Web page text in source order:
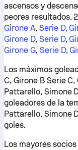
ascensos y
peores resultados.
Girone A, Serie D,
Girone D, Serie D,
Girone G, Serie D,
Los máximos
C, Girone B Serie
Pattarello, Simone
goleadores de la
Pattarello, Simone
goles.
Los mayores socios